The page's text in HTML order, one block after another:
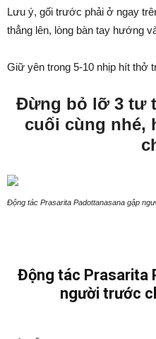
Lưu ý, gối trước phải ở ngay
thẳng lên, lòng bàn tay hướng
Giữ yên trong 5-10 nhịp hít thở
Đừng bỏ lỡ 3 tư
cuối cùng nhé,
Động tác Prasarita Padottanasana gập
Động tác Prasarita
người trước